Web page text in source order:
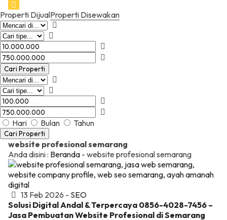
Properti DijualProperti Disewakan
Cari Properti
Hari Bulan Tahun
Cari Properti
website profesional semarang
Anda disini : Beranda - website profesional semarang
13 Feb 2026 - SEO
Solusi Digital Andal & Terpercaya 0856-4028-7456 –
Jasa Pembuatan Website Profesional di Semarang